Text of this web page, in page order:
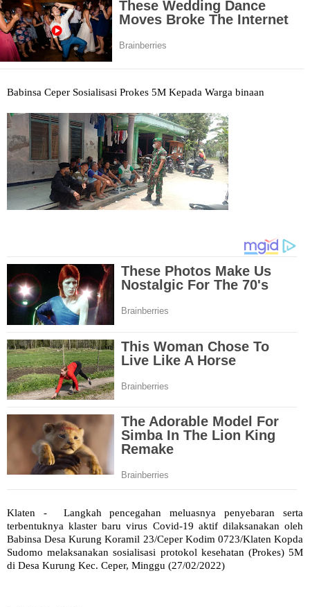
Babinsa Ceper Sosialisasi Prokes 5M Kepada Warga binaan
Klaten - Langkah pencegahan meluasnya penyebaran serta
terbentuknya klaster baru virus Covid-19 aktif dilaksanakan oleh
Babinsa Desa Kurung Koramil 23/Ceper Kodim 0723/Klaten Kopda
Sudomo melaksanakan sosialisasi protokol kesehatan (Prokes) 5M
di Desa Kurung Kec. Ceper, Minggu (27/02/2022)